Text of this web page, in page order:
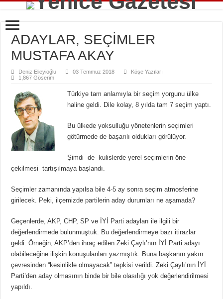
ADAYLAR, SEÇİMLER
MUSTAFA AKAY
Deniz Elieyioğlu 03 Temmuz 2018
Köşe Yazıları
1,867 Göserim
Türkiye tam anlamıyla bir seçim yorgunu ülke
haline geldi. Dile kolay, 8 yılda tam 7 seçim yaptı.
Bu ülkede yoksulluğu yönetenlerin seçimleri
götürmede de başarılı oldukları görülüyor.
Şimdi de kulislerde yerel seçimlerin öne
çekilmesi tartışılmaya başlandı.
Seçimler zamanında yapılsa bile 4-5 ay sonra seçim atmosferine
girilecek. Peki, ilçemizde partilerin aday durumları ne aşamada?
Geçenlerde, AKP, CHP, SP ve İYİ Parti adayları ile ilgili bir
değerlendirmede bulunmuştuk. Bu değerlendirmeye bazı itirazlar
geldi. Örneğin, AKP’den ihraç edilen Zeki Çaylı’nın İYİ Parti adayı
olabileceğine ilişkin konuşulanları yazmıştık. Buna başkanın yakın
çevresinden “kesinlikle olmayacak” tepkisi verildi. Zeki Çaylı’nın İYİ
Parti’den aday olmasının binde bir bile olasılığı yok değerlendirilmesi
yapıldı.